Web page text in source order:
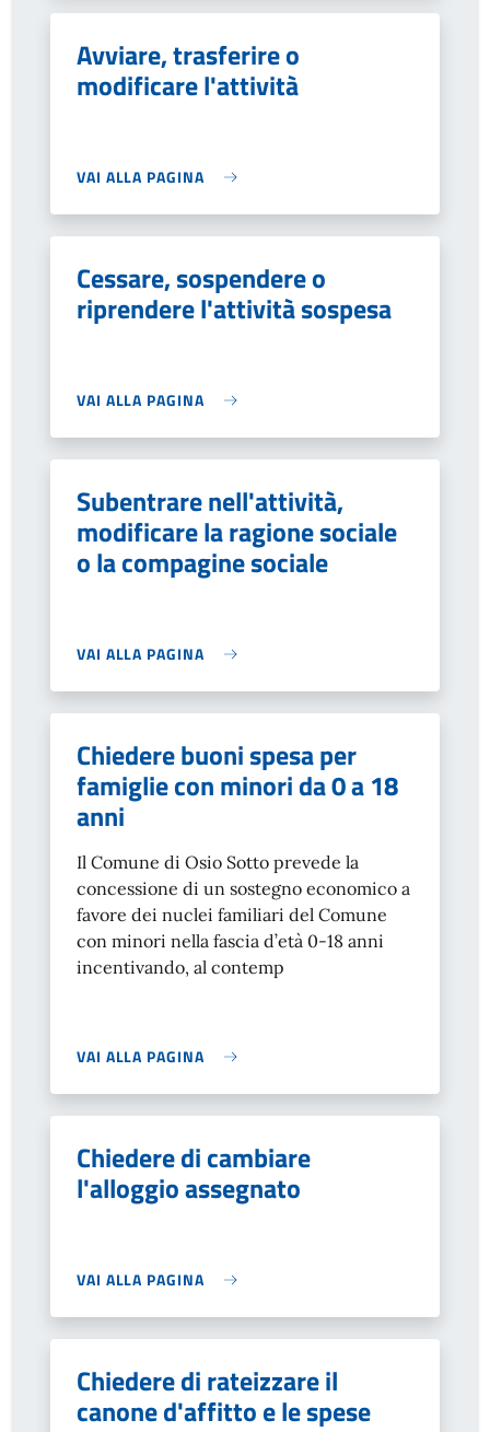
Avviare, trasferire o
modificare l'attività
VAI ALLA PAGINA
Cessare, sospendere o
riprendere l'attività sospesa
VAI ALLA PAGINA
Subentrare nell'attività,
modificare la ragione sociale
o la compagine sociale
VAI ALLA PAGINA
Chiedere buoni spesa per
famiglie con minori da 0 a 18
anni
Il Comune di Osio Sotto prevede la
concessione di un sostegno economico a
favore dei nuclei familiari del Comune
con minori nella fascia d’età 0-18 anni
incentivando, al contemp
VAI ALLA PAGINA
Chiedere di cambiare
l'alloggio assegnato
VAI ALLA PAGINA
Chiedere di rateizzare il
canone d'affitto e le spese